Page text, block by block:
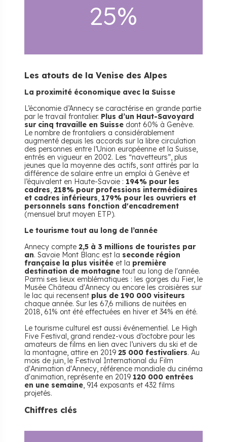
25%
Les atouts de la Venise des Alpes
La proximité économique avec la Suisse
L’économie d’Annecy se caractérise en grande partie
par le travail frontalier. Plus d’un Haut-Savoyard
sur cinq travaille en Suisse dont 60% à Genève.
Le nombre de frontaliers a considérablement
augmenté depuis les accords sur la libre circulation
des personnes entre l’Union européenne et la Suisse,
entrés en vigueur en 2002. Les “navetteurs”, plus
jeunes que la moyenne des actifs, sont attirés par la
différence de salaire entre un emploi à Genève et
l’équivalent en Haute-Savoie : 194% pour les
cadres, 218% pour professions intermédiaires
et cadres inférieurs, 179% pour les ouvriers et
personnels sans fonction d'encadrement
(mensuel brut moyen ETP).
Le tourisme tout au long de l’année
Annecy compte 2,5 à 3 millions de touristes par
an. Savoie Mont Blanc est la seconde région
française la plus visitée et la première
destination de montagne tout au long de l'année.
Parmi ses lieux emblématiques : les gorges du Fier, le
Musée Château d'Annecy ou encore les croisières sur
le lac qui recensent plus de 190 000 visiteurs
chaque année. Sur les 67,6 millions de nuitées en
2018, 61% ont été effectuées en hiver et 34% en été.
Le tourisme culturel est aussi événementiel. Le High
Five Festival, grand rendez-vous d’octobre pour les
amateurs de films en lien avec l’univers du ski et de
la montagne, attire en 2019 25 000 festivaliers. Au
mois de juin, le Festival International du Film
d'Animation d'Annecy, référence mondiale du cinéma
d'animation, représente en 2019 120 000 entrées
en une semaine, 914 exposants et 432 films
projetés.
Chiffres clés